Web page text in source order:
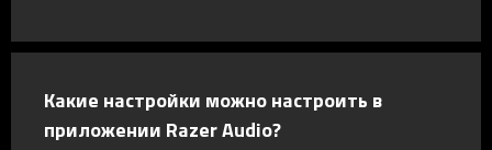
Какие настройки можно настроить в
приложении Razer Audio?